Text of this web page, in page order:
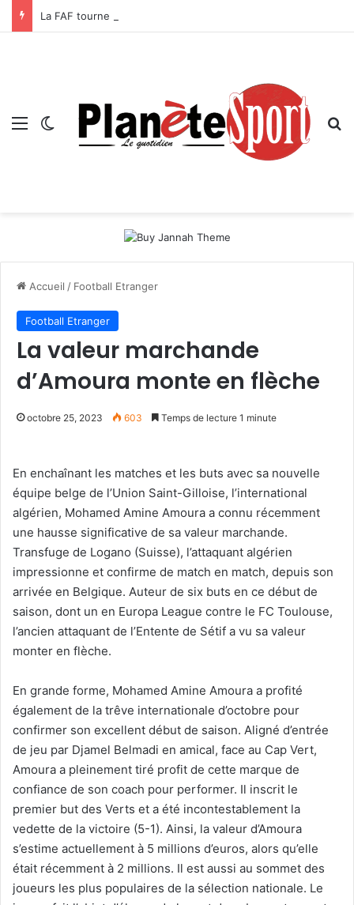
Menu Switch skin
Accueil / Football Etranger
Football Etranger
La valeur marchande
d’Amoura monte en flèche
octobre 25, 2023 603 Temps de lecture 1 minute
En enchaînant les matches et les buts avec sa nouvelle
équipe belge de l’Union Saint-Gilloise, l’international
algérien, Mohamed Amine Amoura a connu récemment
une hausse significative de sa valeur marchande.
Transfuge de Logano (Suisse), l’attaquant algérien
impressionne et confirme de match en match, depuis son
arrivée en Belgique. Auteur de six buts en ce début de
saison, dont un en Europa League contre le FC Toulouse,
l’ancien attaquant de l’Entente de Sétif a vu sa valeur
monter en flèche.
En grande forme, Mohamed Amine Amoura a profité
également de la trêve internationale d’octobre pour
confirmer son excellent début de saison. Aligné d’entrée
de jeu par Djamel Belmadi en amical, face au Cap Vert,
Amoura a pleinement tiré profit de cette marque de
confiance de son coach pour performer. Il inscrit le
premier but des Verts et a été incontestablement la
vedette de la victoire (5-1). Ainsi, la valeur d’Amoura
s’estime actuellement à 5 millions d’euros, alors qu’elle
était récemment à 2 millions. Il est aussi au sommet des
joueurs les plus populaires de la sélection nationale. Le